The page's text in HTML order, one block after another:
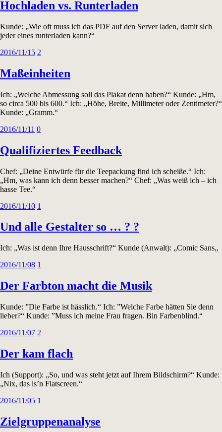
Hochladen vs. Runterladen
Kunde: „Wie oft muss ich das PDF auf den Server laden, damit sich
jeder eines runterladen kann?“
2016/11/15 2
Maßeinheiten
Ich: „Welche Abmessung soll das Plakat denn haben?“ Kunde: „Hm,
so circa 500 bis 600.“ Ich: „Höhe, Breite, Millimeter oder Zentimeter?“
Kunde: „Gramm.“
2016/11/11 0
Qualifiziertes Feedback
Chef: „Deine Entwürfe für die Teepackung find ich scheiße.“ Ich:
„Hm, was kann ich denn besser machen?“ Chef: „Was weiß ich – ich
hasse Tee.“
2016/11/10 1
Und alle Gestalter so … ? ?
Ich: „Was ist denn Ihre Hausschrift?“ Kunde (Anwalt): „Comic Sans„
2016/11/08 1
Der Farbton macht die Musik
Kunde: ”Die Farbe ist hässlich.“ Ich: ”Welche Farbe hätten Sie denn
lieber?“ Kunde: ”Muss ich meine Frau fragen. Bin Farbenblind.“
2016/11/07 2
Der kam flach
Ich (Support): „So, und was steht jetzt auf Ihrem Bildschirm?“ Kunde:
„Nix, das is’n Flatscreen.“
2016/11/05 1
Zielgruppenanalyse